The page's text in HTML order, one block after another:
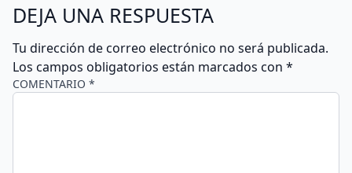
DEJA UNA RESPUESTA
Tu dirección de correo electrónico no será publicada.
Los campos obligatorios están marcados con *
COMENTARIO *